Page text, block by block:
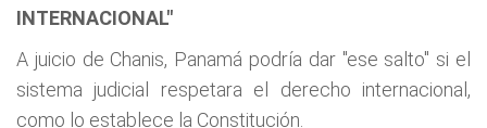
INTERNACIONAL"
A juicio de Chanis, Panamá podría dar "ese salto" si el
sistema judicial respetara el derecho internacional,
como lo establece la Constitución.